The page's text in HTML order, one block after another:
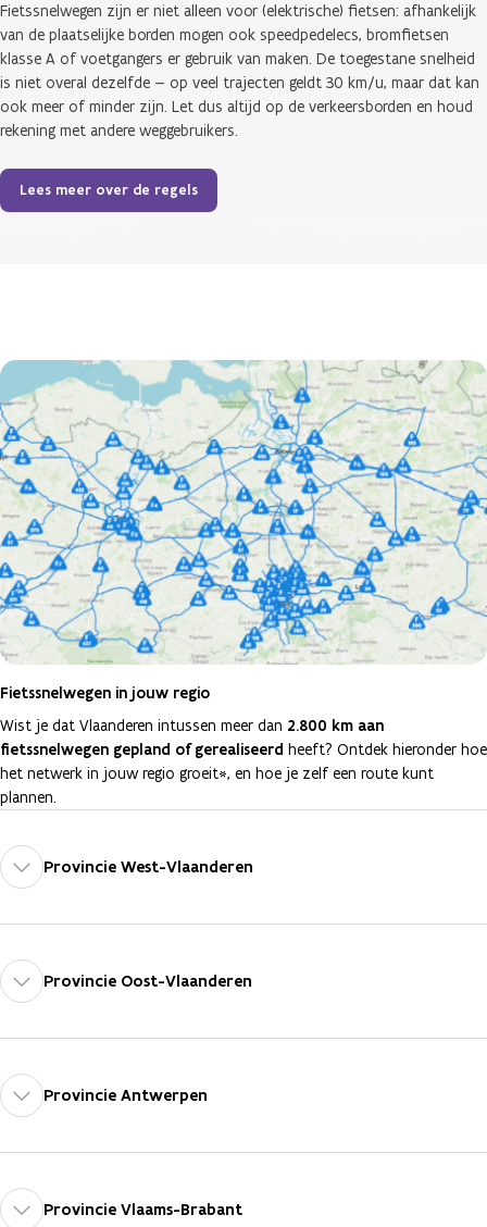
Fietssnelwegen zijn er niet alleen voor (elektrische) fietsen: afhankelijk
van de plaatselijke borden mogen ook speedpedelecs, bromfietsen
klasse A of voetgangers er gebruik van maken. De toegestane snelheid
is niet overal dezelfde — op veel trajecten geldt 30 km/u, maar dat kan
ook meer of minder zijn. Let dus altijd op de verkeersborden en houd
rekening met andere weggebruikers.
Lees meer over de regels
Fietssnelwegen in jouw regio
Wist je dat Vlaanderen intussen meer dan 2.800 km aan
fietssnelwegen gepland of gerealiseerd heeft? Ontdek hieronder hoe
het netwerk in jouw regio groeit*, en hoe je zelf een route kunt
plannen.
Provincie West-Vlaanderen
Provincie Oost-Vlaanderen
Provincie Antwerpen
Provincie Vlaams-Brabant